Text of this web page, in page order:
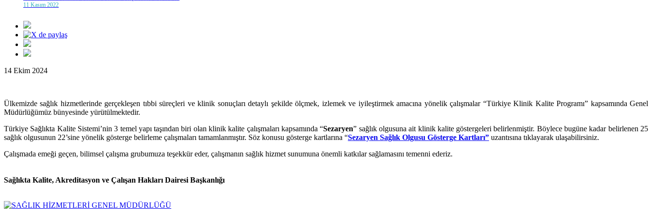
11 Kasım 2022
14 Ekim 2024
Ülkemizde sağlık hizmetlerinde gerçekleşen tıbbi süreçleri ve klinik sonuçları detaylı şekilde ölçmek, izlemek ve iyileştirmek amacına yönelik çalışmalar “Türkiye Klinik Kalite Programı” kapsamında Genel
Müdürlüğümüz bünyesinde yürütülmektedir.
Türkiye Sağlıkta Kalite Sistemi’nin 3 temel yapı taşından biri olan klinik kalite çalışmaları kapsamında “Sezaryen” sağlık olgusuna ait klinik kalite göstergeleri belirlenmiştir. Böylece bugüne kadar belirlenen 25
sağlık olgusunun 22’sine yönelik gösterge belirleme çalışmaları tamamlanmıştır. Söz konusu gösterge kartlarına “Sezaryen Sağlık Olgusu Gösterge Kartları” uzantısına tıklayarak ulaşabilirsiniz.
Çalışmada emeği geçen, bilimsel çalışma grubumuza teşekkür eder, çalışmanın sağlık hizmet sunumuna önemli katkılar sağlamasını temenni ederiz.
Sağlıkta Kalite, Akreditasyon ve Çalışan Hakları Dairesi Başkanlığı